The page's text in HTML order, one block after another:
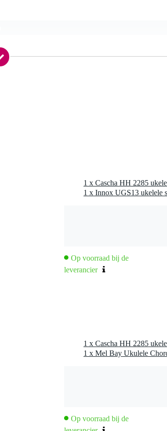
1 x Cascha HH 2285
1 x Innox UGS13 ukelele
Op voorraad bij de
leverancier
1 x Cascha HH 2285
1 x Mel Bay Ukulele
Op voorraad bij de